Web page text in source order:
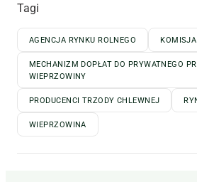
Tagi
AGENCJA RYNKU ROLNEGO
MECHANIZM DOPŁAT DO PRYWATNEGO
WIEPRZOWINY
PRODUCENCI TRZODY CHLEWNEJ
WIEPRZOWINA